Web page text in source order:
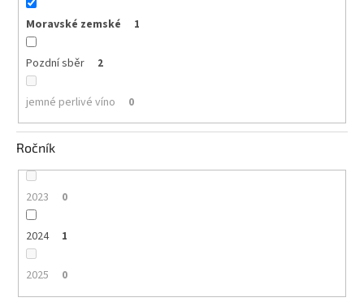
Moravské zemské 1
Pozdní sběr 2
jemné perlivé víno 0
Ročník
2023 0
2024 1
2025 0